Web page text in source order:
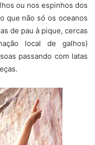
ou nos espinhos dos
que não só os oceanos
de pau à pique, cercas
local de galhos)
passando com latas